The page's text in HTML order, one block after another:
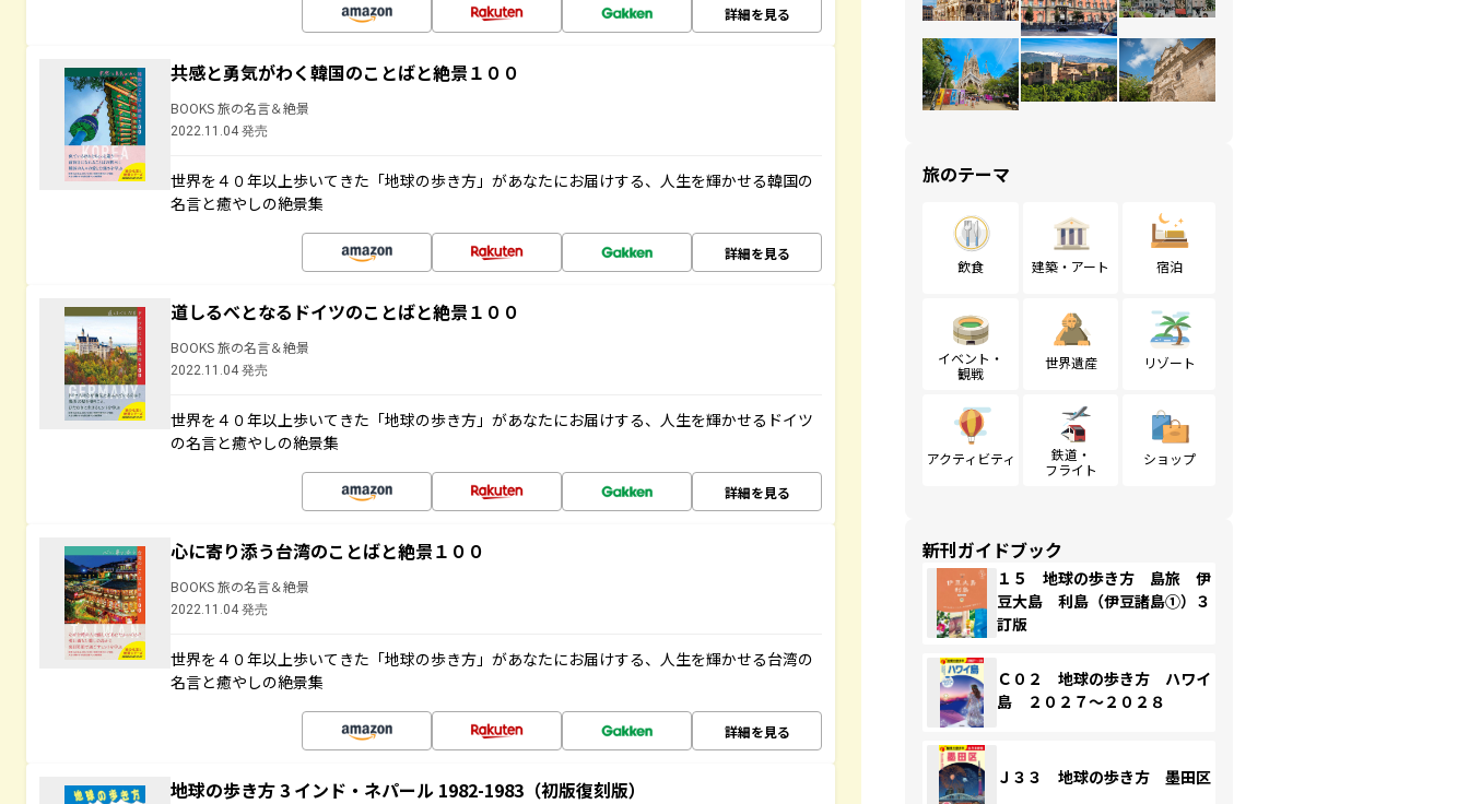
詳細を見る
共感と勇気がわく韓国のことばと絶景１００
BOOKS 旅の名言＆絶景
2022.11.04 発売
世界を４０年以上歩いてきた「地球の歩き方」があなたにお届けする、人生を輝かせる韓国の
名言と癒やしの絶景集
詳細を見る
道しるべとなるドイツのことばと絶景１００
BOOKS 旅の名言＆絶景
2022.11.04 発売
世界を４０年以上歩いてきた「地球の歩き方」があなたにお届けする、人生を輝かせるドイツ
の名言と癒やしの絶景集
詳細を見る
心に寄り添う台湾のことばと絶景１００
BOOKS 旅の名言＆絶景
2022.11.04 発売
世界を４０年以上歩いてきた「地球の歩き方」があなたにお届けする、人生を輝かせる台湾の
名言と癒やしの絶景集
詳細を見る
地球の歩き方 3 インド・ネパール 1982-1983（初版復刻版）
旅のテーマ
飲食 建築・アート 宿泊
イベント・
観戦
世界遺産 リゾート
アクティビティ
鉄道・
フライト
ショップ
新刊ガイドブック
１５ 地球の歩き方 島旅 伊
豆大島 利島（伊豆諸島①）３
訂版
Ｃ０２ 地球の歩き方 ハワイ
島 ２０２７～２０２８
Ｊ３３ 地球の歩き方 墨田区